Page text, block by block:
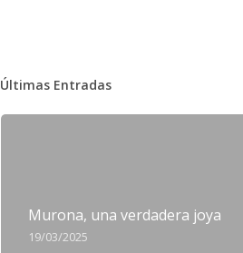
Últimas Entradas
Murona, una verdadera joya
19/03/2025